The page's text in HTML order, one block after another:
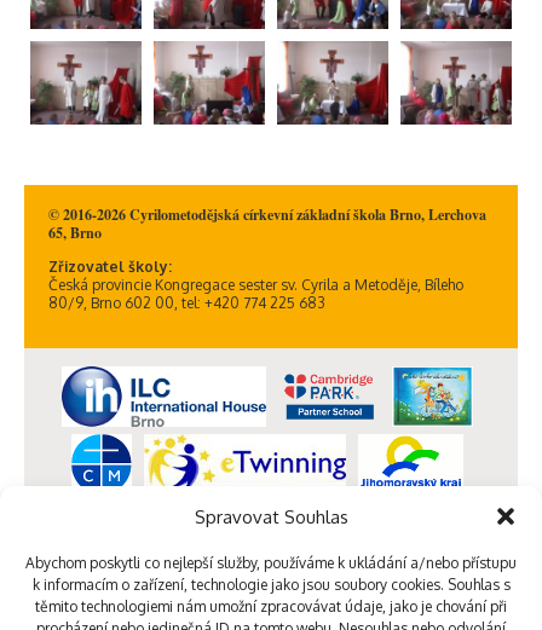
Spravovat Souhlas
Abychom poskytli co nejlepší služby, používáme k ukládání a/nebo přístupu
k informacím o zařízení, technologie jako jsou soubory cookies. Souhlas s
těmito technologiemi nám umožní zpracovávat údaje, jako je chování při
© 2016-2026 Cyrilometodějská církevní základní škola Brno, Lerchova
65, Brno
Zřizovatel školy:
Česká provincie Kongregace sester sv. Cyrila a Metoděje, Bíleho
80/9, Brno 602 00, tel: +420 774 225 683